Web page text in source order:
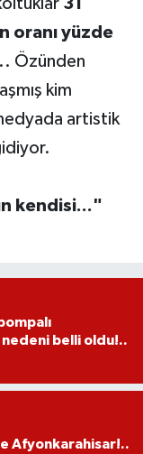
31
oranı yüzde
Özünden
kim
artistik
kendisi..."
belli oldu!..
Afyonkarahisar!..